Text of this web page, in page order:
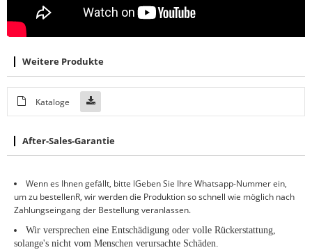
Weitere Produkte
Kataloge
After-Sales-Garantie
Wenn es Ihnen gefällt, bitte lGeben Sie Ihre Whatsapp-Nummer ein,
um zu bestellenR, wir werden die Produktion so schnell wie möglich nach
Zahlungseingang der Bestellung veranlassen.
Wir versprechen eine Entschädigung oder volle Rückerstattung,
solange's nicht vom Menschen verursachte Schäden.